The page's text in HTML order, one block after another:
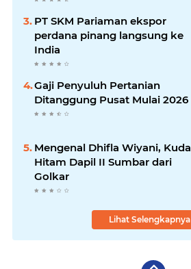
PT SKM Pariaman ekspor
perdana pinang langsung ke
India
Gaji Penyuluh Pertanian
Ditanggung Pusat Mulai 2026
Mengenal Dhifla Wiyani, Kuda
Hitam Dapil II Sumbar dari
Golkar
Lihat Selengkapnya